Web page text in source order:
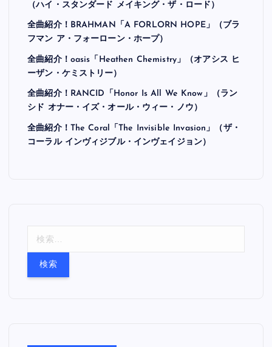
（ハイ・スタンダード メイキング・ザ・ロード）
全曲紹介！BRAHMAN「A FORLORN HOPE」（ブラ
フマン ア・フォーローン・ホープ）
全曲紹介！oasis「Heathen Chemistry」（オアシス ヒ
ーザン・ケミストリー）
全曲紹介！RANCID「Honor Is All We Know」（ラン
シド オナー・イズ・オール・ウィー・ノウ）
全曲紹介！The Coral「The Invisible Invasion」（ザ・
コーラル インヴィジブル・インヴェイジョン）